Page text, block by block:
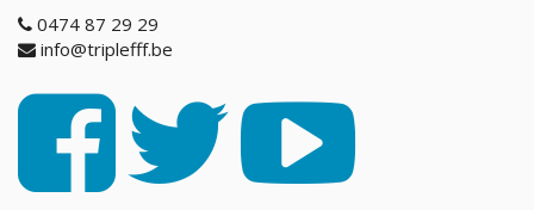
0474 87 29 29
info@triplefff.be